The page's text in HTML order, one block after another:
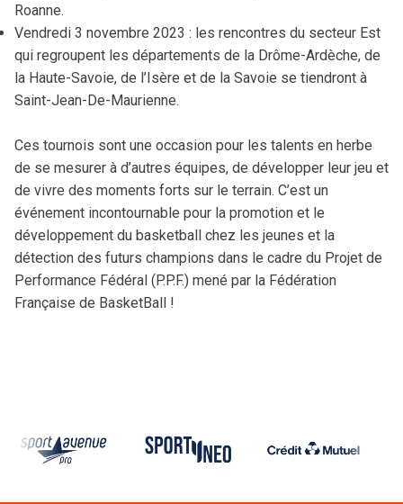
Tournoi Inter-Pôles U15
Tournoi 3×3 des Pôles
Académie Christian Jallon
Roanne.
Vendredi 3 novembre 2023 : les rencontres du secteur Est
qui regroupent les départements de la Drôme-Ardèche, de
la Haute-Savoie, de l’Isère et de la Savoie se tiendront à
Saint-Jean-De-Maurienne.
Ces tournois sont une occasion pour les talents en herbe
de se mesurer à d’autres équipes, de développer leur jeu et
de vivre des moments forts sur le terrain. C’est un
événement incontournable pour la promotion et le
développement du basketball chez les jeunes et la
détection des futurs champions dans le cadre du Projet de
Performance Fédéral (P.P.F.) mené par la Fédération
Française de BasketBall !